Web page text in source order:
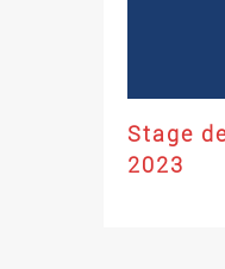
Stage
2023